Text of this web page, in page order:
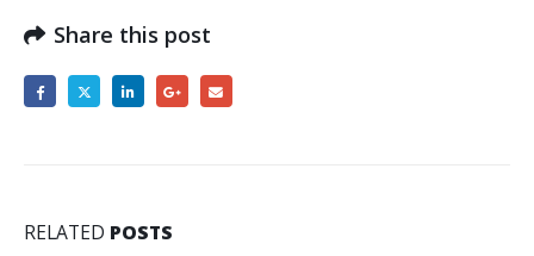
Share this post
RELATED POSTS